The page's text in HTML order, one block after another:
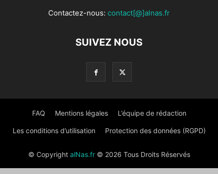
Contactez-nous: contact[@]alnas.fr
SUIVEZ NOUS
FAQ Mentions légales L’équipe de rédaction
Les conditions d’utilisation Protection des données (RGPD)
© Copyright alNas.fr© 2026 Tous Droits Réservés